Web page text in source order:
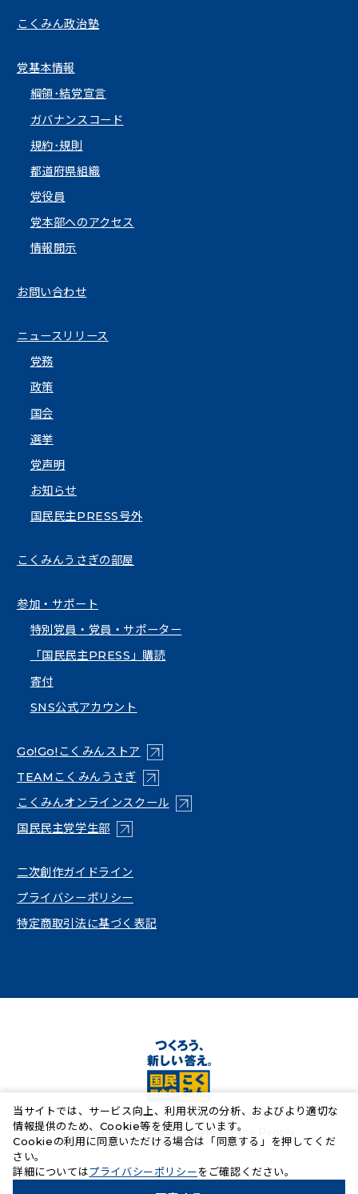
こくみん政治塾
党基本情報
綱領･結党宣言
ガバナンスコード
規約･規則
都道府県組織
党役員
党本部へのアクセス
情報開示
お問い合わせ
ニュースリリース
党務
政策
国会
選挙
党声明
お知らせ
国民民主PRESS号外
こくみんうさぎの部屋
参加・サポート
特別党員・党員・サポーター
「国民民主PRESS」購読
寄付
SNS公式アカウント
Go!Go!こくみんストア （新しいタブで開く）
TEAMこくみんうさぎ（新しいタブで開く）
こくみんオンラインスクール（新しいタブで開く）
国民民主党学生部（新しいタブで開く）
二次創作ガイドライン
プライバシーポリシー
特定商取引法に基づく表記
Copyright© Democratic Party For the People.
当サイトでは、サービス向上、利用状況の分析、およびより適切な
情報提供のため、Cookie等を使用しています。
Cookieの利用に同意いただける場合は「同意する」を押してくだ
さい。
詳細についてはプライバシーポリシー（新しいタブで開く）
をご確認ください。